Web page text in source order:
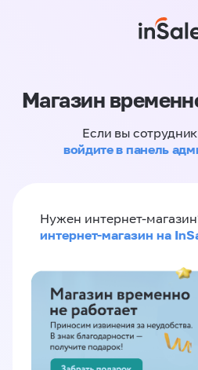
Магазин
Если вы
войдите в панель
Нужен интернет-
интернет-магазин на